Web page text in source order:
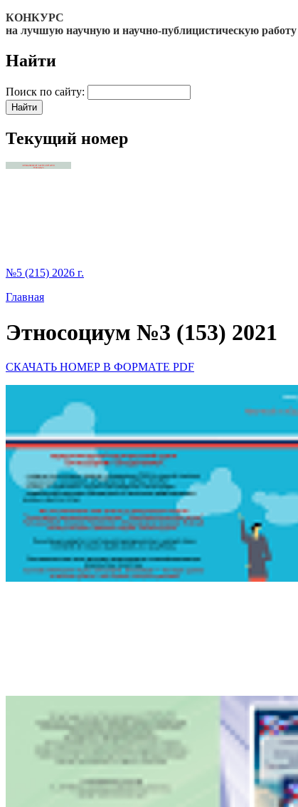
КОНКУРС
на лучшую научную и научно-публицистическую работу
Найти
Поиск по сайту:
Текущий номер
№5 (215) 2026 г.
Главная
Этносоциум №3 (153) 2021
СКАЧАТЬ НОМЕР В ФОРМАТЕ PDF